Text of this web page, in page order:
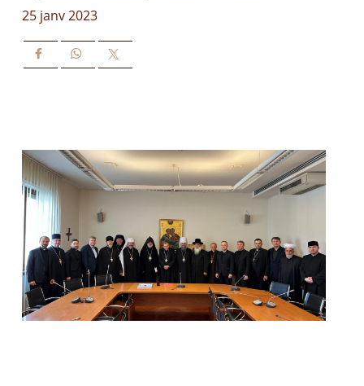
25 janv 2023